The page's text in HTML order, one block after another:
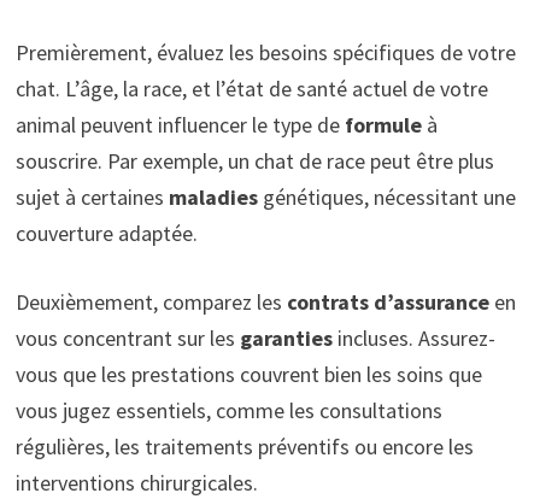
Premièrement, évaluez les besoins spécifiques de votre
chat. L’âge, la race, et l’état de santé actuel de votre
animal peuvent influencer le type de formuleà
souscrire. Par exemple, un chat de race peut être plus
sujet à certaines maladiesgénétiques, nécessitant une
couverture adaptée.
Deuxièmement, comparez les contrats d’assuranceen
vous concentrant sur les garantiesincluses. Assurez-
vous que les prestations couvrent bien les soins que
vous jugez essentiels, comme les consultations
régulières, les traitements préventifs ou encore les
interventions chirurgicales.